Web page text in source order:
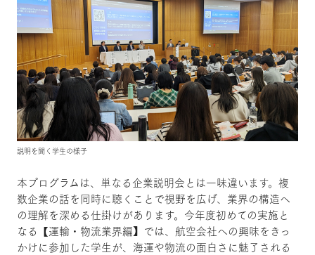
説明を聞く学生の様子
本プログラムは、単なる企業説明会とは一味違います。複
数企業の話を同時に聴くことで視野を広げ、業界の構造へ
の理解を深める仕掛けがあります。今年度初めての実施と
なる【運輸・物流業界編】では、航空会社への興味をきっ
かけに参加した学生が、海運や物流の面白さに魅了される